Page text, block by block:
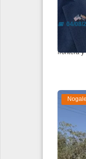
📅04/08/
La
frontera